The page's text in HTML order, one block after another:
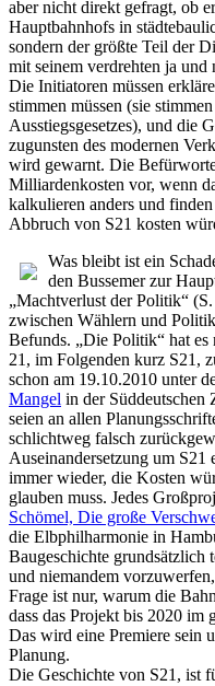
aber nicht direkt gefragt, ob
Hauptbahnhofs in
sondern der größte Teil der
mit seinem verdrehten ja und
Die Initiatoren müssen
stimmen müssen (sie
Ausstiegsgesetzes), und die
zugunsten des modernen
wird gewarnt. Die
Milliardenkosten vor, wenn
kalkulieren anders und
Abbruch von S21 kosten
Was bleibt ist ein
den Bussemer zur
„Machtverlust der Politik“
zwischen Wählern und
Befunds. „Die Politik“ hat
21, im Folgenden kurz S21,
schon am 19.10.2010 unter
Mangel in der Süddeutschen
seien an allen
schlichtweg falsch
Auseinandersetzung um
immer wieder, die Kosten
glauben muss. Jedes
Schömel, Die große
die Elbphilharmonie in
Baugeschichte grundsätzlich
und niemandem
Frage ist nur, warum die
dass das Projekt bis 2020 im
Das wird eine Premiere sein
Planung.
Die Geschichte von S21, ist